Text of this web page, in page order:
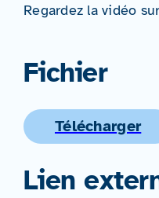
Regardez la vidéo
Fichier
Télécharger
Lien